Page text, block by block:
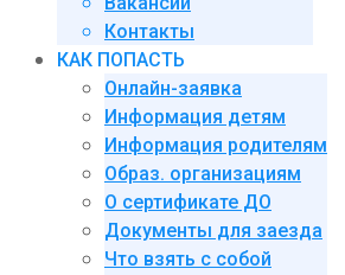
Контакты
КАК ПОПАСТЬ
Онлайн-заявка
Информация детям
Информация родителям
Образ. организациям
О сертификате ДО
Документы для заезда
Что взять с собой